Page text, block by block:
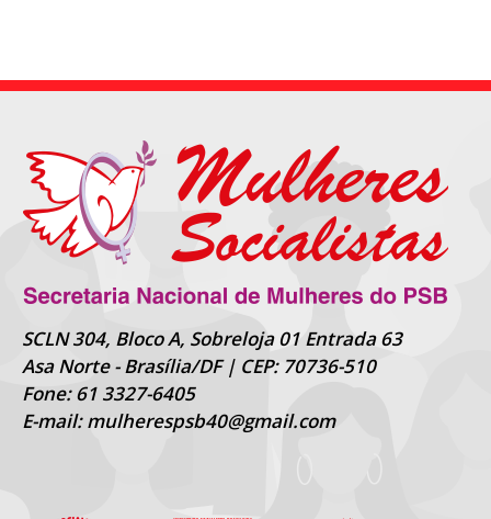
SCLN 304, Bloco A, Sobreloja 01 Entrada 63
Asa Norte - Brasília/DF | CEP: 70736-510
Fone: 61 3327-6405
E-mail: mulherespsb40@gmail.com